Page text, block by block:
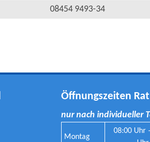
08454 9493-34
Öffnungszeiten
nur nach individueller
Montag
08:00 Uhr